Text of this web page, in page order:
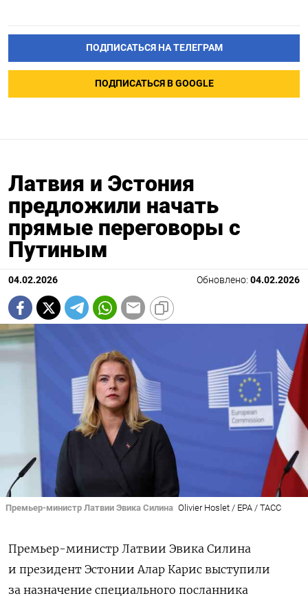
ПОДПИСАТЬСЯ НА ТЕЛЕГРАМ
ПОДПИСАТЬСЯ В GOOGLE
Латвия и Эстония
предложили начать
прямые переговоры с
Путиным
04.02.2026 Обновлено: 04.02.2026
Премьер-министр Латвии Эвика Силина Olivier Hoslet / EPA / ТАСС
Премьер-министр Латвии Эвика Силина
и президент Эстонии Алар Карис выступили
за назначение специального посланника